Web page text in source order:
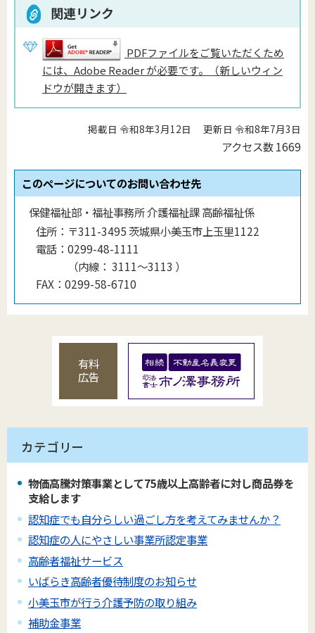
関連リンク
PDFファイルをご覧いただくため
には、Adobe Reader が必要です。（新しいウィン
ドウが開きます）
掲載日 令和8年3月12日 更新日 令和8年7月3日
アクセス数1669
このページについてのお問い合わせ先
保健福祉部・福祉事務所 介護福祉課 高齢福祉係
住所： 〒311-3495 茨城県小美玉市上玉里1122
電話： 0299-48-1111
（内線 ： 3111～3113 ）
FAX： 0299-58-6710
有料
広告
カテゴリー
物価高騰対策事業として75歳以上高齢者に対し商品券を
支給します
認知症でも自分らしい過ごし方を考えてみませんか？
認知症の人にやさしい事業所認定事業
高齢者福祉サービス
いばらき高齢者優待制度のお知らせ
小美玉市が行う介護予防の取り組み
補助金事業